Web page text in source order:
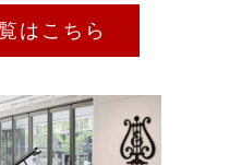
はこちら